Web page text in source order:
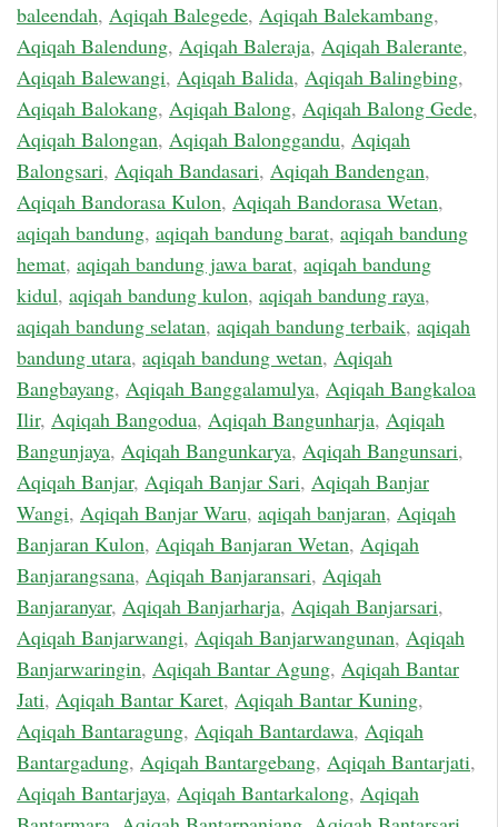
baleendah, Aqiqah Balegede, Aqiqah Balekambang,
Aqiqah Balendung, Aqiqah Baleraja, Aqiqah Balerante,
Aqiqah Balewangi, Aqiqah Balida, Aqiqah Balingbing,
Aqiqah Balokang, Aqiqah Balong, Aqiqah Balong Gede,
Aqiqah Balongan, Aqiqah Balonggandu, Aqiqah
Balongsari, Aqiqah Bandasari, Aqiqah Bandengan,
Aqiqah Bandorasa Kulon, Aqiqah Bandorasa Wetan,
aqiqah bandung, aqiqah bandung barat, aqiqah bandung
hemat, aqiqah bandung jawa barat, aqiqah bandung
kidul, aqiqah bandung kulon, aqiqah bandung raya,
aqiqah bandung selatan, aqiqah bandung terbaik, aqiqah
bandung utara, aqiqah bandung wetan, Aqiqah
Bangbayang, Aqiqah Banggalamulya, Aqiqah Bangkaloa
Ilir, Aqiqah Bangodua, Aqiqah Bangunharja, Aqiqah
Bangunjaya, Aqiqah Bangunkarya, Aqiqah Bangunsari,
Aqiqah Banjar, Aqiqah Banjar Sari, Aqiqah Banjar
Wangi, Aqiqah Banjar Waru, aqiqah banjaran, Aqiqah
Banjaran Kulon, Aqiqah Banjaran Wetan, Aqiqah
Banjarangsana, Aqiqah Banjaransari, Aqiqah
Banjaranyar, Aqiqah Banjarharja, Aqiqah Banjarsari,
Aqiqah Banjarwangi, Aqiqah Banjarwangunan, Aqiqah
Banjarwaringin, Aqiqah Bantar Agung, Aqiqah Bantar
Jati, Aqiqah Bantar Karet, Aqiqah Bantar Kuning,
Aqiqah Bantaragung, Aqiqah Bantardawa, Aqiqah
Bantargadung, Aqiqah Bantargebang, Aqiqah Bantarjati,
Aqiqah Bantarjaya, Aqiqah Bantarkalong, Aqiqah